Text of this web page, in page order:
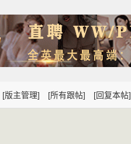
[版主管理] [所有跟帖] [回复本帖]